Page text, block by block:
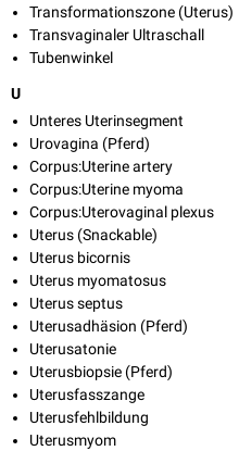
Transformationszone (Uterus)
Transvaginaler Ultraschall
Tubenwinkel
U
Unteres Uterinsegment
Urovagina (Pferd)
Corpus:Uterine artery
Corpus:Uterine myoma
Corpus:Uterovaginal plexus
Uterus (Snackable)
Uterus bicornis
Uterus myomatosus
Uterus septus
Uterusadhäsion (Pferd)
Uterusatonie
Uterusbiopsie (Pferd)
Uterusfasszange
Uterusfehlbildung
Uterusmyom